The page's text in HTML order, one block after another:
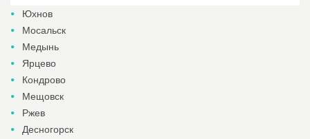
Юхнов
Мосальск
Медынь
Ярцево
Кондрово
Мещовск
Ржев
Десногорск